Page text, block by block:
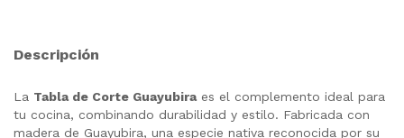
Descripción
La Tabla de Corte Guayubiraes el complemento ideal para
tu cocina, combinando durabilidad y estilo. Fabricada con
madera de Guayubira, una especie nativa reconocida por su